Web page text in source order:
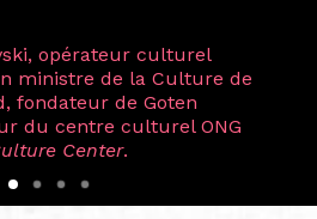
opérateur culturel
ministre de la Culture de
fondateur de Goten
du centre culturel ONG
Center.